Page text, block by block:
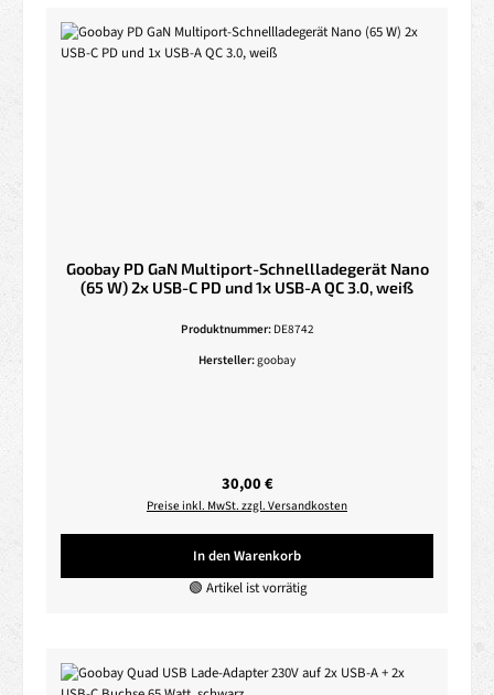
Goobay PD GaN Multiport-Schnellladegerät Nano
(65 W) 2x USB-C PD und 1x USB-A QC 3.0, weiß
Produktnummer: DE8742
Hersteller:goobay
Regulärer Preis:
30,00 €
Preise inkl. MwSt. zzgl. Versandkosten
In den Warenkorb
🟢 Artikel ist vorrätig